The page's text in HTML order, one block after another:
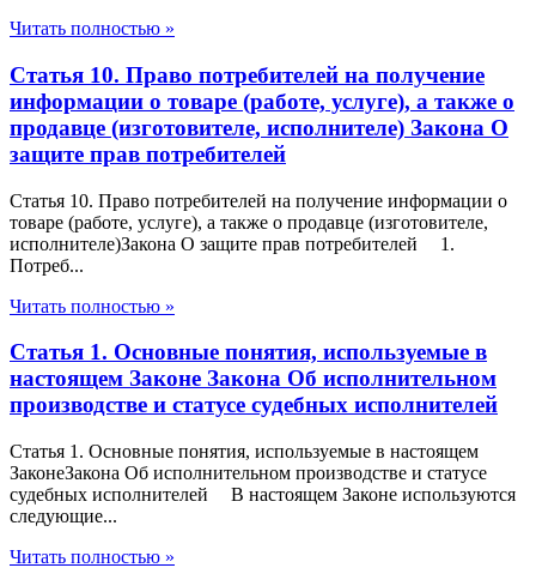
Читать полностью »
Статья 10. Право потребителей на получение
информации о товаре (работе, услуге), а также о
продавце (изготовителе, исполнителе) Закона О
защите прав потребителей
Статья 10. Право потребителей на получение информации о
товаре (работе, услуге), а также о продавце (изготовителе,
исполнителе)Закона О защите прав потребителей 1.
Потреб...
Читать полностью »
Статья 1. Основные понятия, используемые в
настоящем Законе Закона Об исполнительном
производстве и статусе судебных исполнителей
Статья 1. Основные понятия, используемые в настоящем
ЗаконеЗакона Об исполнительном производстве и статусе
судебных исполнителей В настоящем Законе используются
следующие...
Читать полностью »